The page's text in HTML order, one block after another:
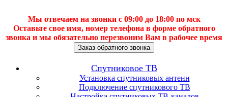
Мы отвечаем на звонки с 09:00 до 18:00 по мск
Оставьте свое имя, номер телефона в форме обратного
звонка и мы обязательно перезвоним Вам в рабочее время
Заказ обратного звонка
Спутниковое ТВ
Установка спутниковых антенн
Подключение спутникового ТВ